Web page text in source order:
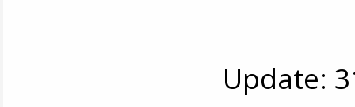
Update: